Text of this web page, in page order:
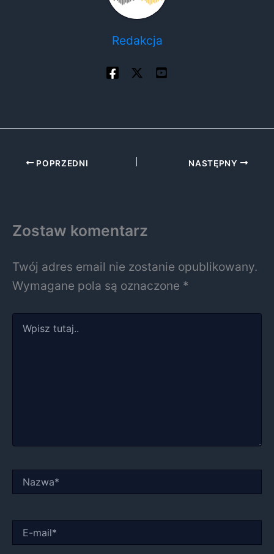
Redakcja
POPRZEDNI NASTĘPNY
Zostaw komentarz
Twój adres email nie zostanie opublikowany.
Wymagane pola są oznaczone *
tutaj..
mail*